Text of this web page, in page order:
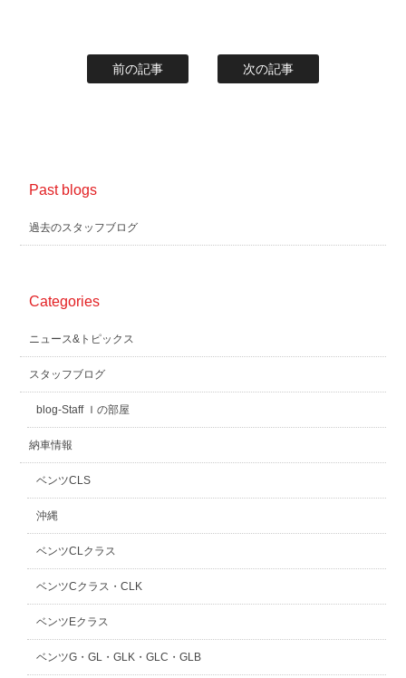
前の記事 次の記事
Past blogs
過去のスタッフブログ
Categories
ニュース&トピックス
スタッフブログ
blog-Staff Ｉの部屋
納車情報
ベンツCLS
沖縄
ベンツCLクラス
ベンツCクラス・CLK
ベンツEクラス
ベンツG・GL・GLK・GLC・GLB